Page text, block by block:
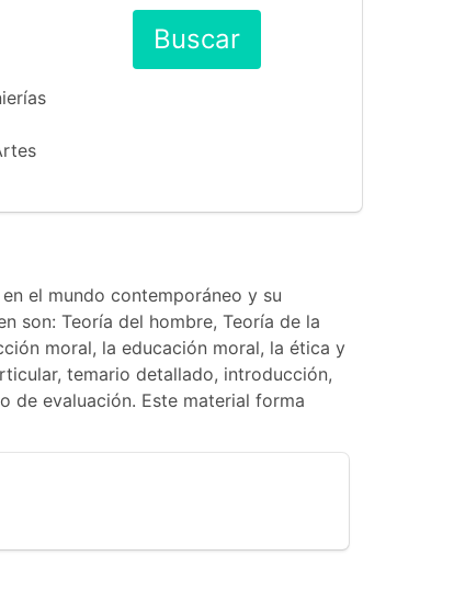
Buscar
el mundo contemporáneo y su
son: Teoría del hombre, Teoría de la
moral, la educación moral, la ética y
temario detallado, introducción,
de evaluación. Este material forma